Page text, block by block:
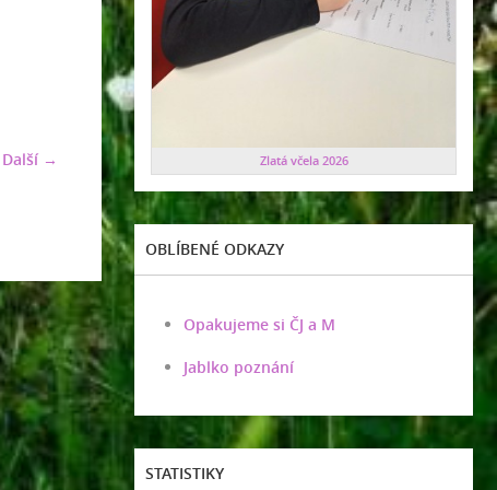
Další → Zlatá včela 2026
OBLÍBENÉ ODKAZY
Opakujeme si ČJ a M
Jablko poznání
STATISTIKY